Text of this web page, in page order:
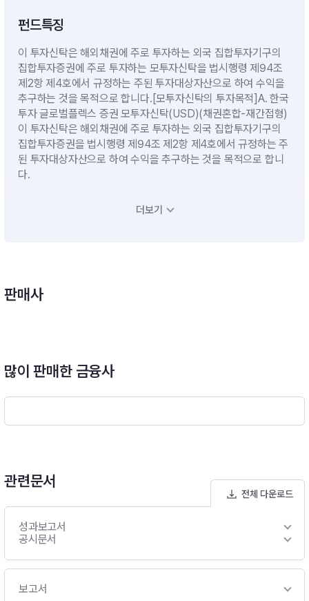
펀드특징
이 투자신탁은 해외채권에 주로 투자하는 외국 집합투자기구의
집합투자증권에 주로 투자하는 모투자신탁을 법시행령 제94조
제2항 제4호에서 규정하는 주된 투자대상자산으로 하여 수익을
추구하는 것을 목적으로 합니다.[모투자신탁의 투자목적]A. 한국
투자 글로벌플렉스 증권 모투자신탁(USD)(채권혼합-재간접형)
이 투자신탁은 해외채권에 주로 투자하는 외국 집합투자기구의
집합투자증권을 법시행령 제94조 제2항 제4호에서 규정하는 주
된 투자대상자산으로 하여 수익을 추구하는 것을 목적으로 합니
다.
용할 계획입니다.(2) 환위험 관리 전략- 이 투자신탁은 환율변동
헤지 실행비율 등에 따라 환율변동위험에 노출됩니다.※ 비교지수
스 증권 모투자신탁(USD)(채권혼합-재간접형)- 이 투자신탁은
일랜드 피엘씨 (Nomura Funds Ireland PLC)”의 하위펀드인 “G
은 하위펀드에 주로 투자할 예정이나 위험 포착시 하위펀드 투자
비중을 일정범위내로 하향조정하여 위험을 관리할 예정입니다.
더보기
판매사
많이 판매한 금융사
관련문서
전체 다운로드
성과보고서
공시문서
보고서